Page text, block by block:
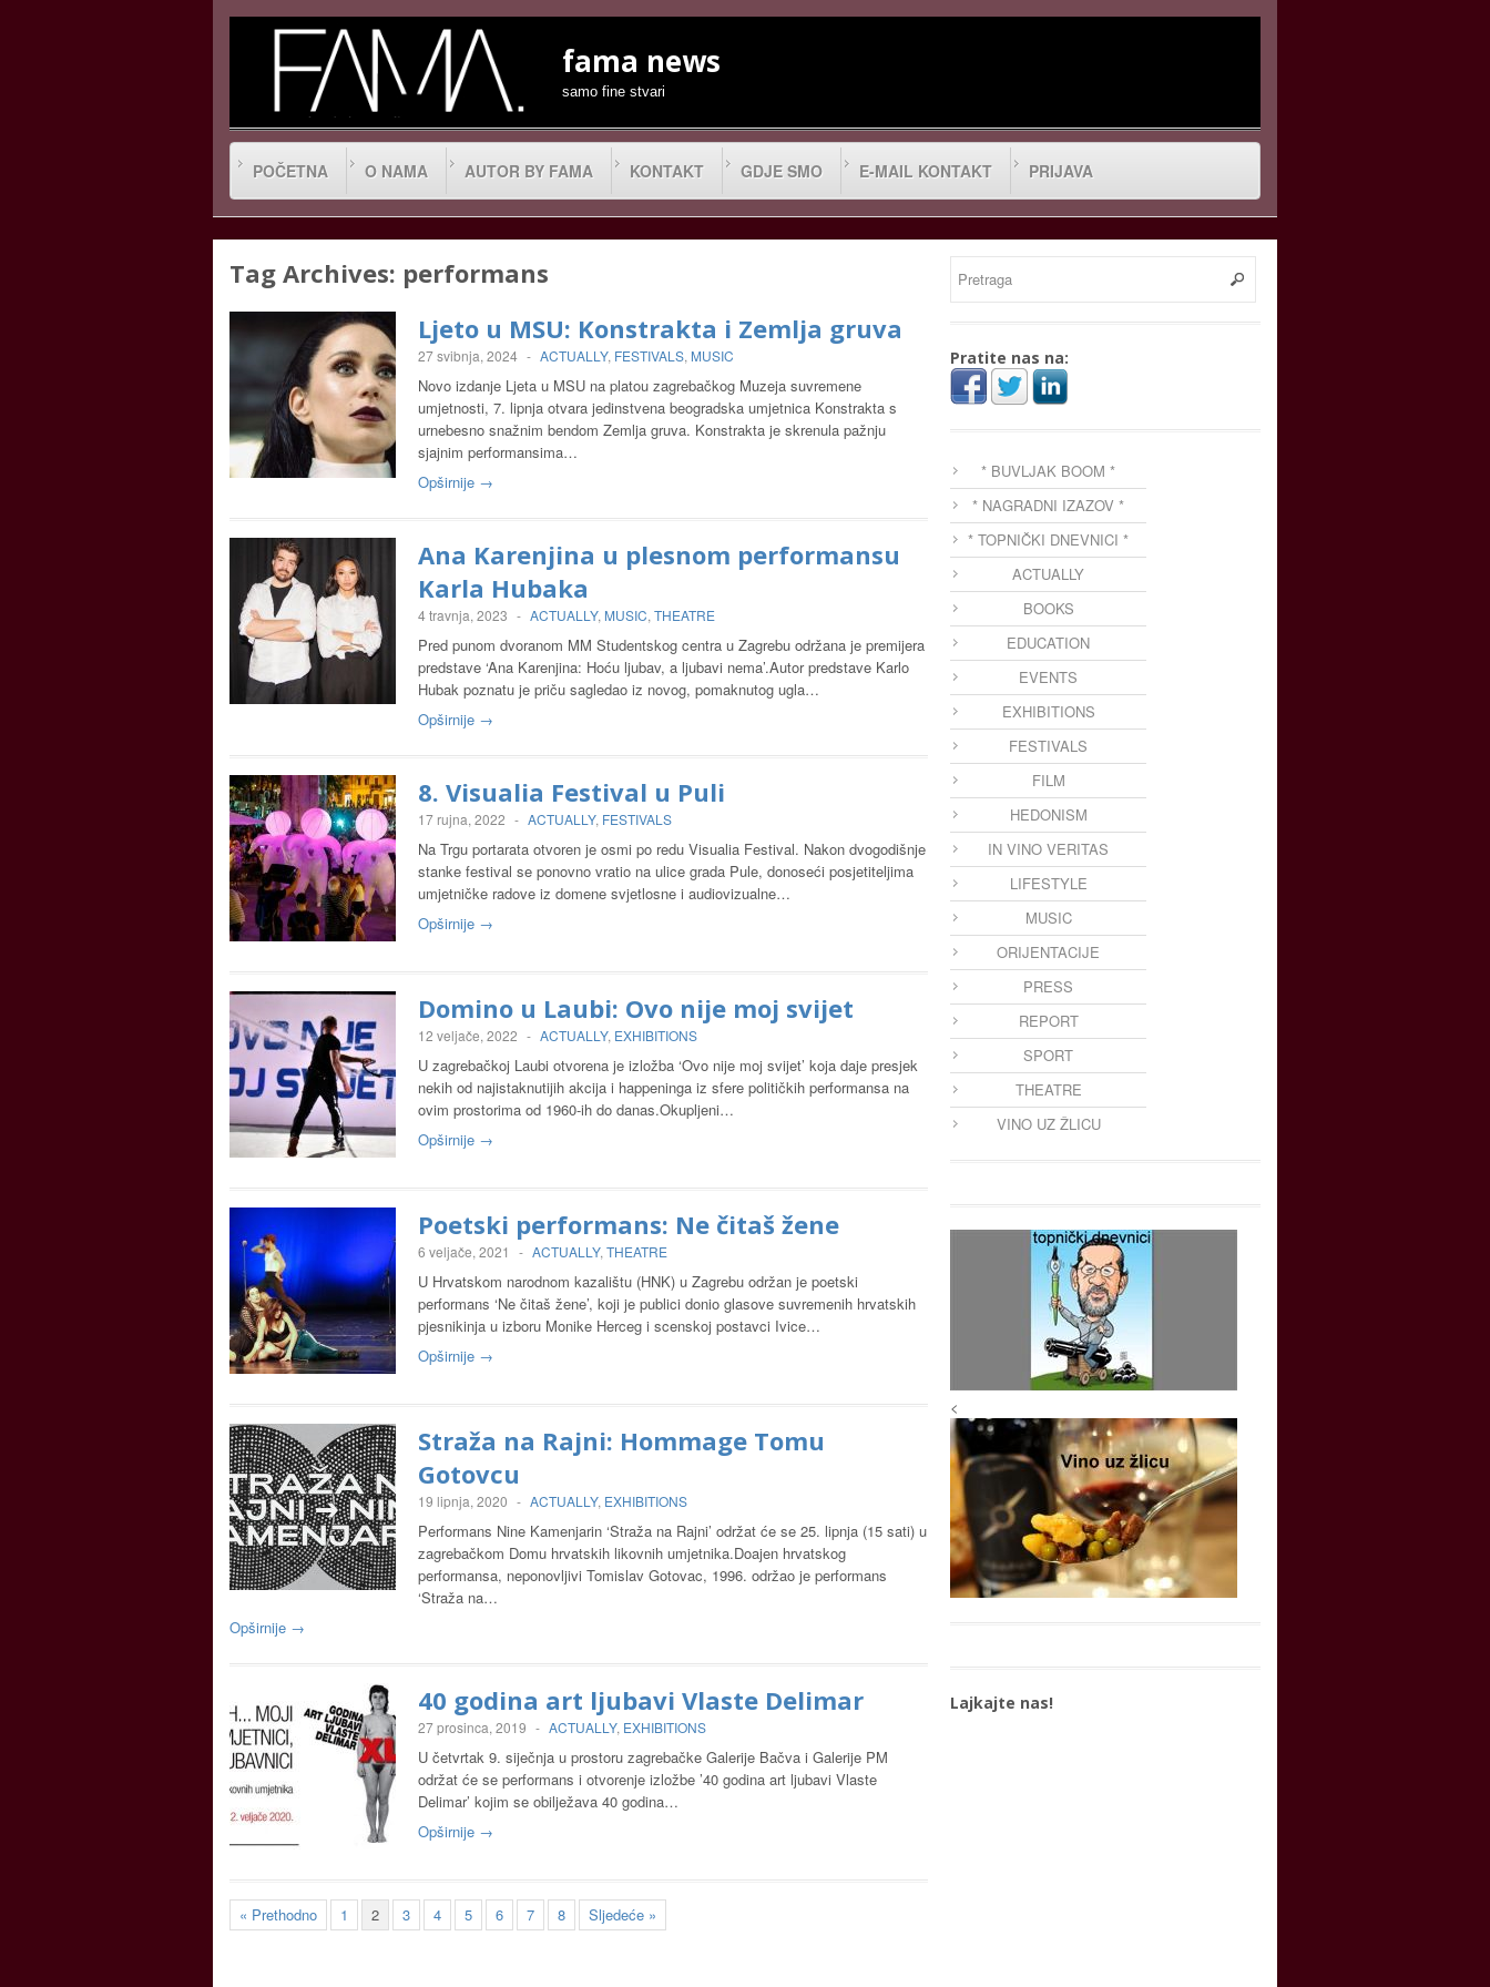
fama news
samo fine stvari
POČETNA O NAMA AUTOR BY FAMA KONTAKT GDJE SMO E-MAIL KONTAKT PRIJAVA
Tag Archives: performans
Ljeto u MSU: Konstrakta i Zemlja gruva
27 svibnja, 2024 - ACTUALLY, FESTIVALS, MUSIC
Novo izdanje Ljeta u MSU na platou zagrebačkog Muzeja suvremene
umjetnosti, 7. lipnja otvara jedinstvena beogradska umjetnica Konstrakta s
urnebesno snažnim bendom Zemlja gruva. Konstrakta je skrenula pažnju
sjajnim performansima…
Opširnije →
Ana Karenjina u plesnom performansu
Karla Hubaka
4 travnja, 2023 - ACTUALLY, MUSIC, THEATRE
Pred punom dvoranom MM Studentskog centra u Zagrebu održana je premijera
predstave ‘Ana Karenjina: Hoću ljubav, a ljubavi nema’.Autor predstave Karlo
Hubak poznatu je priču sagledao iz novog, pomaknutog ugla…
Opširnije →
8. Visualia Festival u Puli
17 rujna, 2022 - ACTUALLY, FESTIVALS
Na Trgu portarata otvoren je osmi po redu Visualia Festival. Nakon dvogodišnje
stanke festival se ponovno vratio na ulice grada Pule, donoseći posjetiteljima
umjetničke radove iz domene svjetlosne i audiovizualne…
Opširnije →
Domino u Laubi: Ovo nije moj svijet
12 veljače, 2022 - ACTUALLY, EXHIBITIONS
U zagrebačkoj Laubi otvorena je izložba ‘Ovo nije moj svijet’ koja daje presjek
nekih od najistaknutijih akcija i happeninga iz sfere političkih performansa na
ovim prostorima od 1960-ih do danas.Okupljeni…
Opširnije →
Poetski performans: Ne čitaš žene
6 veljače, 2021 - ACTUALLY, THEATRE
U Hrvatskom narodnom kazalištu (HNK) u Zagrebu održan je poetski
performans ‘Ne čitaš žene’, koji je publici donio glasove suvremenih hrvatskih
pjesnikinja u izboru Monike Herceg i scenskoj postavci Ivice…
Opširnije →
Straža na Rajni: Hommage Tomu
Gotovcu
19 lipnja, 2020 - ACTUALLY, EXHIBITIONS
Performans Nine Kamenjarin ‘Straža na Rajni’ održat će se 25. lipnja (15 sati) u
zagrebačkom Domu hrvatskih likovnih umjetnika.Doajen hrvatskog
performansa, neponovljivi Tomislav Gotovac, 1996. održao je performans
‘Straža na…
Opširnije →
40 godina art ljubavi Vlaste Delimar
27 prosinca, 2019 - ACTUALLY, EXHIBITIONS
U četvrtak 9. siječnja u prostoru zagrebačke Galerije Bačva i Galerije PM
održat će se performans i otvorenje izložbe ’40 godina art ljubavi Vlaste
Delimar’ kojim se obilježava 40 godina…
Opširnije →
« Prethodno 1 2 3 4 5 6 7 8 Sljedeće »
Pratite nas na:
* BUVLJAK BOOM *
* NAGRADNI IZAZOV *
* TOPNIČKI DNEVNICI *
ACTUALLY
BOOKS
EDUCATION
EVENTS
EXHIBITIONS
FESTIVALS
FILM
HEDONISM
IN VINO VERITAS
LIFESTYLE
MUSIC
ORIJENTACIJE
PRESS
REPORT
SPORT
THEATRE
VINO UZ ŽLICU
<
Lajkajte nas!